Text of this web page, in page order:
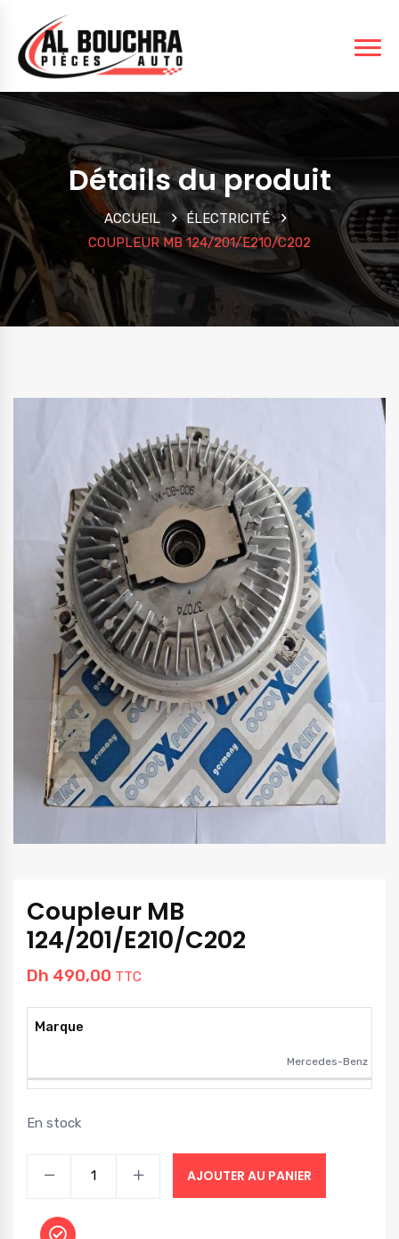
Détails du produit
ACCUEIL
ÉLECTRICITÉ
COUPLEUR MB 124/201/E210/C202
Coupleur MB
124/201/E210/C202
Dh 490,00 TTC
Marque
Mercedes-Benz
En stock
AJOUTER AU PANIER